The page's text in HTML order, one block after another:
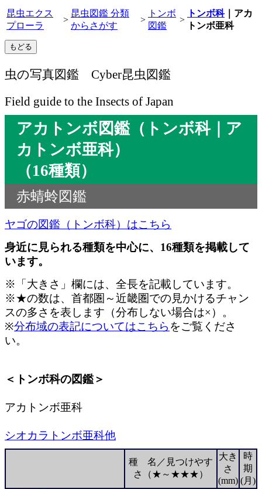
昆虫エクス
プローラ
>
昆虫図鑑 分類
からさがす
>
トンボ
図鑑
>
トンボ科｜アカ
トンボ亜科
虫の写真図鑑 Cyber昆虫図鑑
Field guide to the Insects of Japan
アカトンボ図鑑（トンボ科｜ア
カトンボ亜科）
（16種類）
赤蜻蛉図鑑
ヤゴの図鑑（トンボ科）はこちら
身近に見られる種類を中心に、16種類を掲載して
います。
※「大きさ」欄には、全長を記載しています。
※★の数は、首都圏～近畿圏での見かけるチャン
スの多さを表します（分布しない場合は×）。
※分布域の表記についてはこちら をご覧くださ
い。
＜トンボ科の図鑑＞
アカトンボ亜科
シオカラトンボ亜科他
種 名／見つけやす
さ（★～★★★）
大き
さ
(mm)
時
期
(月)